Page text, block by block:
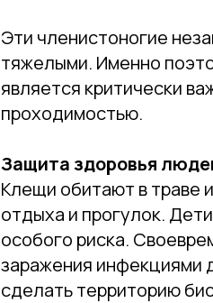
Эти членистоногие
тяжелыми. Именно
является критически
проходимостью.
Защита здоровья
Клещи обитают в траве
отдыха и прогулок.
особого риска.
заражения инфекциями
сделать территорию